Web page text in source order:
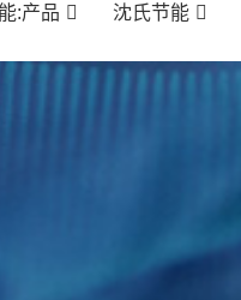
:产品 沈氏节能